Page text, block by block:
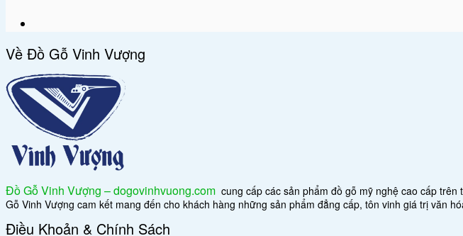
Về Đồ Gỗ Vinh Vượng
Đồ Gỗ Vinh Vượng – dogovinhvuong.com cung cấp các sản phẩm đồ gỗ mỹ nghệ cao cấp
Gỗ Vinh Vượng cam kết mang đến cho khách hàng những sản phẩm đẳng cấp, tôn vinh giá trị văn
Điều Khoản & Chính Sách